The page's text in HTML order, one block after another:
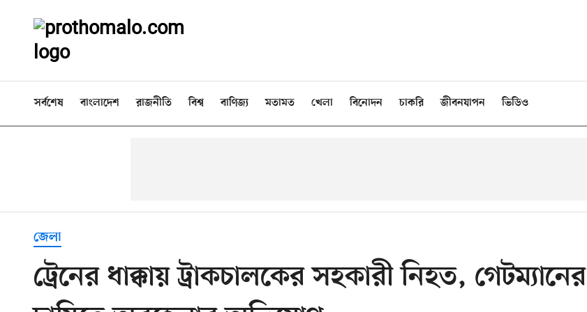
সর্বশেষ বাংলাদেশ রাজনীতি বিশ্ব বাণিজ্য মতামত খেলা বিনোদন চাকরি জীবনযাপন ভিডিও
জেলা
ট্রেনের ধাক্কায় ট্রাকচালকের সহকারী নিহত, গেটম্যানের